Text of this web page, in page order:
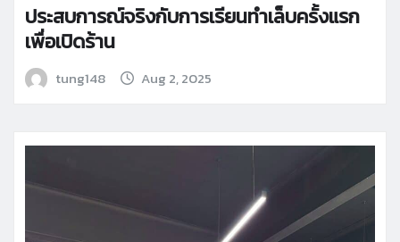
ประสบการณ์จริงกับการเรียนทำเล็บครั้งแรก
เพื่อเปิดร้าน
tung148 Aug 2, 2025